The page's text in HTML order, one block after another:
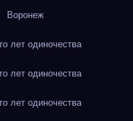
Воронеж
лет одиночества
лет одиночества
лет одиночества